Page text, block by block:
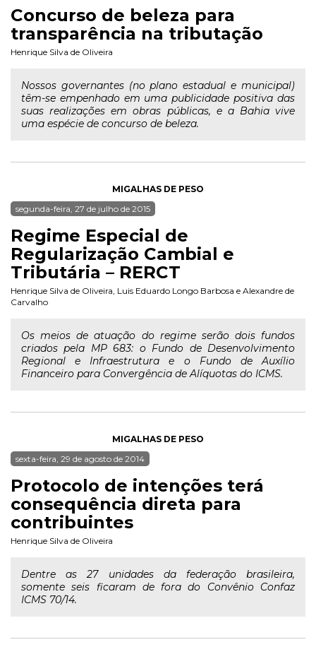
Concurso de beleza para
transparência na tributação
Henrique Silva de Oliveira
Nossos governantes (no plano estadual e municipal)
têm-se empenhado em uma publicidade positiva das
suas realizações em obras públicas, e a Bahia vive
uma espécie de concurso de beleza.
MIGALHAS DE PESO
segunda-feira, 27 de julho de 2015
Regime Especial de
Regularização Cambial e
Tributária – RERCT
Henrique Silva de Oliveira, Luis Eduardo Longo Barbosa e Alexandre de
Carvalho
Os meios de atuação do regime serão dois fundos
criados pela MP 683: o Fundo de Desenvolvimento
Regional e Infraestrutura e o Fundo de Auxílio
Financeiro para Convergência de Alíquotas do ICMS.
MIGALHAS DE PESO
sexta-feira, 29 de agosto de 2014
Protocolo de intenções terá
consequência direta para
contribuintes
Henrique Silva de Oliveira
Dentre as 27 unidades da federação brasileira,
somente seis ficaram de fora do Convênio Confaz
ICMS 70/14.